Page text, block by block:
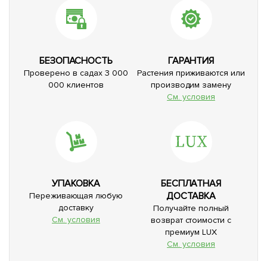
БЕЗОПАСНОСТЬ
Проверено в садах 3 000
000 клиентов
ГАРАНТИЯ
Растения приживаются или
производим замену
См. условия
УПАКОВКА
Переживающая любую
доставку
См. условия
БЕСПЛАТНАЯ
ДОСТАВКА
Получайте полный
возврат стоимости с
премиум LUX
См. условия